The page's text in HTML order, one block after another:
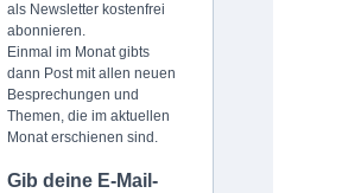
als Newsletter kostenfrei
abonnieren.
Einmal im Monat gibts
dann Post mit allen neuen
Besprechungen und
Themen, die im aktuellen
Monat erschienen sind.
Gib deine E-Mail-